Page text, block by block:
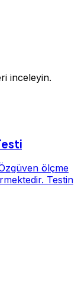
inceleyin.
Testin